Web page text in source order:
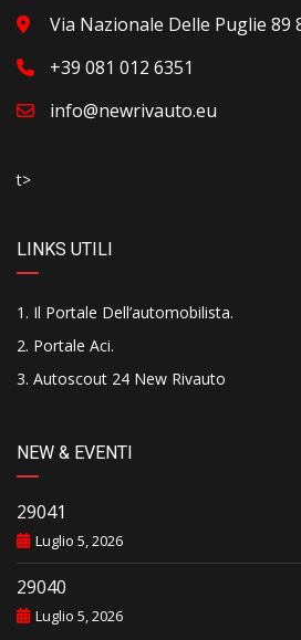
Via Nazionale Delle Puglie 89
+39 081 012 6351
info@newrivauto.eu
t>
LINKS UTILI
Il Portale Dell’automobilista.
Portale Aci.
Autoscout 24 New Rivauto
NEW & EVENTI
29041
Luglio 5, 2026
29040
Luglio 5, 2026